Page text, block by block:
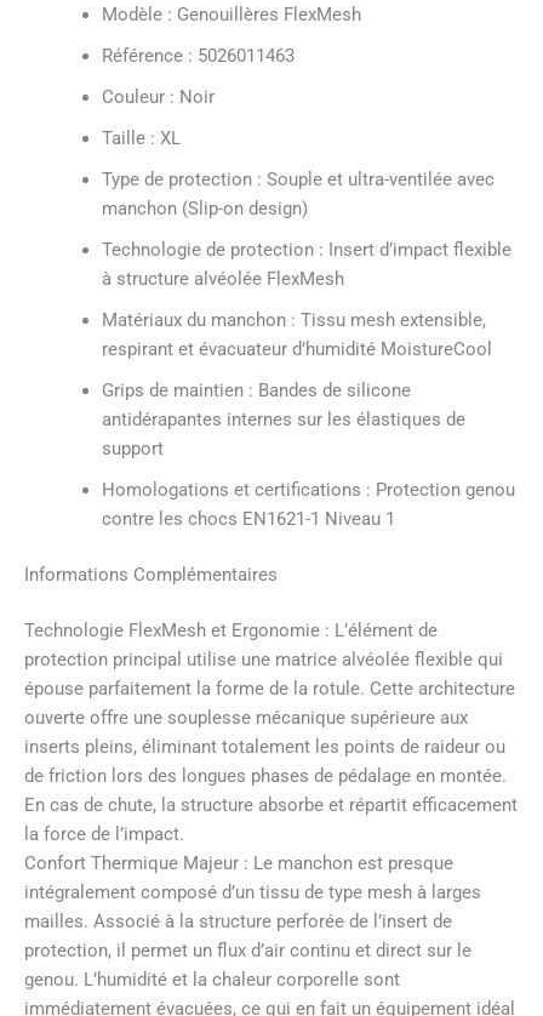
Modèle : Genouillères FlexMesh
Référence : 5026011463
Couleur : Noir
Taille : XL
Type de protection : Souple et ultra-ventilée avec
manchon (Slip-on design)
Technologie de protection : Insert d’impact flexible
à structure alvéolée FlexMesh
Matériaux du manchon : Tissu mesh extensible,
respirant et évacuateur d’humidité MoistureCool
Grips de maintien : Bandes de silicone
antidérapantes internes sur les élastiques de
support
Homologations et certifications : Protection genou
contre les chocs EN1621-1 Niveau 1
Informations Complémentaires
Technologie FlexMesh et Ergonomie : L’élément de
protection principal utilise une matrice alvéolée flexible qui
épouse parfaitement la forme de la rotule. Cette architecture
ouverte offre une souplesse mécanique supérieure aux
inserts pleins, éliminant totalement les points de raideur ou
de friction lors des longues phases de pédalage en montée.
En cas de chute, la structure absorbe et répartit efficacement
la force de l’impact.
Confort Thermique Majeur : Le manchon est presque
intégralement composé d’un tissu de type mesh à larges
mailles. Associé à la structure perforée de l’insert de
protection, il permet un flux d’air continu et direct sur le
genou. L’humidité et la chaleur corporelle sont
immédiatement évacuées, ce qui en fait un équipement idéal